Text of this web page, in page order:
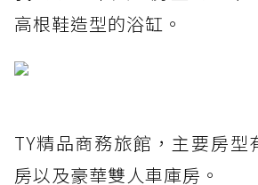
高根鞋造型的浴缸。
TY精品商務旅館，主要房型
房以及豪華雙人車庫房。